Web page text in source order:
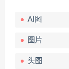
AI图
图片
头图